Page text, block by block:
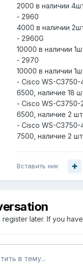
2000 в наличии
- 2960
4000 в наличии
- 2960G
10000 в наличии
- 2970
10000 в наличии
- Cisco WS-C3750-
6500, наличие 18
- Cisco WS-C3750-
6500, наличие 2
- Cisco WS-C3750-
7500, наличие 2
Вставить ник
later. If you
в тему...